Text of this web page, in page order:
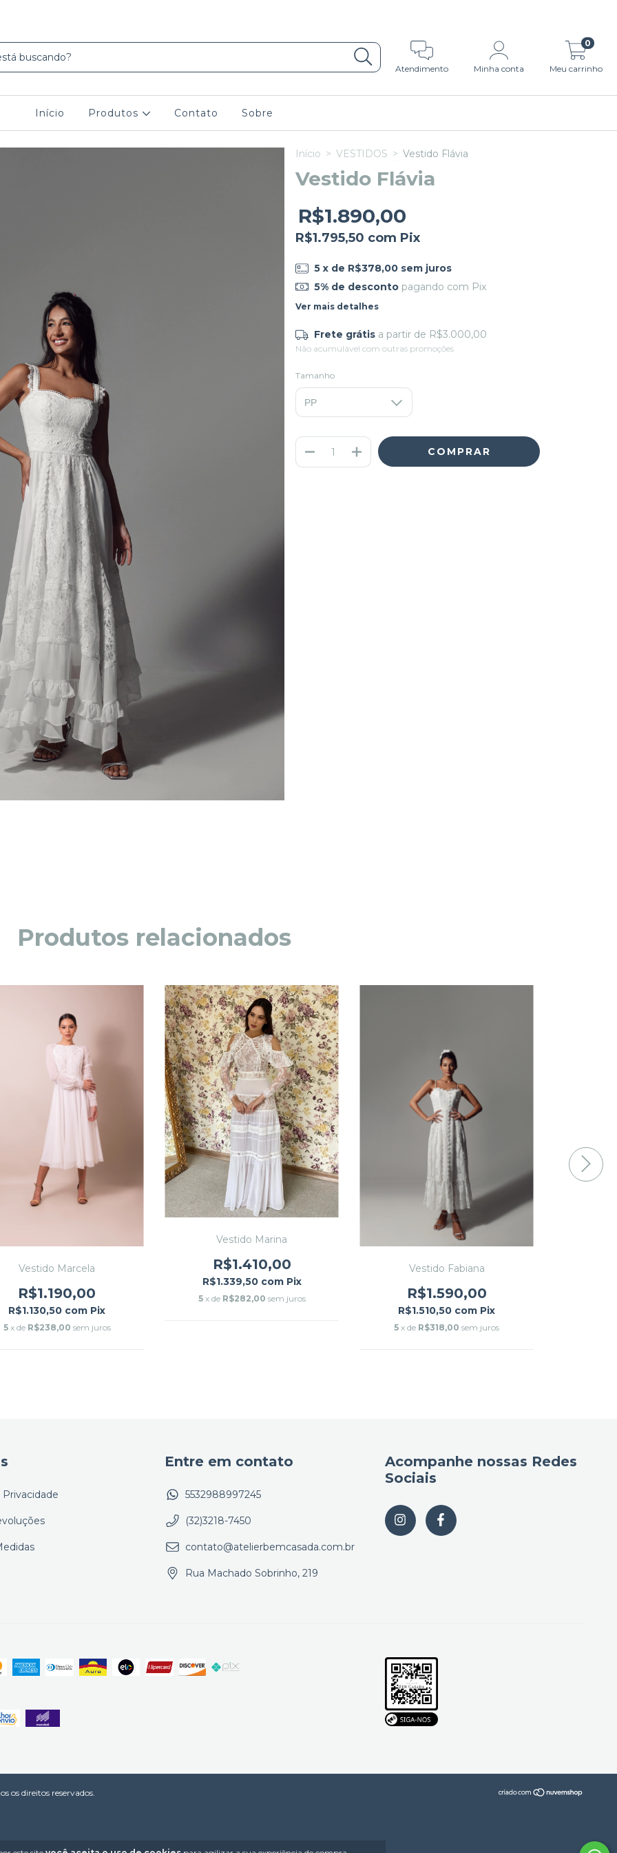
Atendimento Minha conta Meu carrinho
0
Início Produtos Contato Sobre
Início > VESTIDOS > Vestido Flávia
Vestido Flávia
R$1.890,00
R$1.795,50 com Pix
5 x de R$378,00 sem juros
5% de descontopagando com Pix
Ver mais detalhes
Frete grátis a partir de R$3.000,00
Não acumulável com outras promoções
Tamanho
Produtos relacionados
Vestido Marcela
R$1.190,00
R$1.130,50 com Pix
5 x de R$238,00 sem juros
Vestido Marina
R$1.410,00
R$1.339,50 com Pix
5 x de R$282,00 sem juros
Vestido Fabiana
R$1.590,00
R$1.510,50 com Pix
5 x de R$318,00 sem juros
Entre em contato
5532988997245
(32)3218-7450
contato@atelierbemcasada.com.br
Rua Machado Sobrinho, 219
Acompanhe nossas Redes
Sociais
os direitos reservados.